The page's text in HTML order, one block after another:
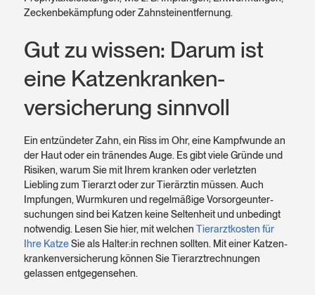
Zeckenbekämpfung oder Zahnsteinentfernung.
Gut zu wissen: Darum ist
eine Katzen­kranken­
versicherung sinnvoll
Ein entzündeter Zahn, ein Riss im Ohr, eine Kampf­wunde an
der Haut oder ein tränendes Auge. Es gibt viele Gründe und
Risiken, warum Sie mit Ihrem kranken oder verletzten
Liebling zum Tier­arzt oder zur Tier­ärztin müssen. Auch
Impfungen, Wurmkuren und regelmäßige Vorsorge­unter­
suchungen sind bei Katzen keine Selten­heit und unbedingt
not­wendig. Lesen Sie hier, mit welchen Tier­arzt­kosten für
Ihre KatzeSie als Halter:in rechnen sollten. Mit einer Katzen­
kranken­versicherung können Sie Tier­arzt­rechnungen
gelassen entgegensehen.